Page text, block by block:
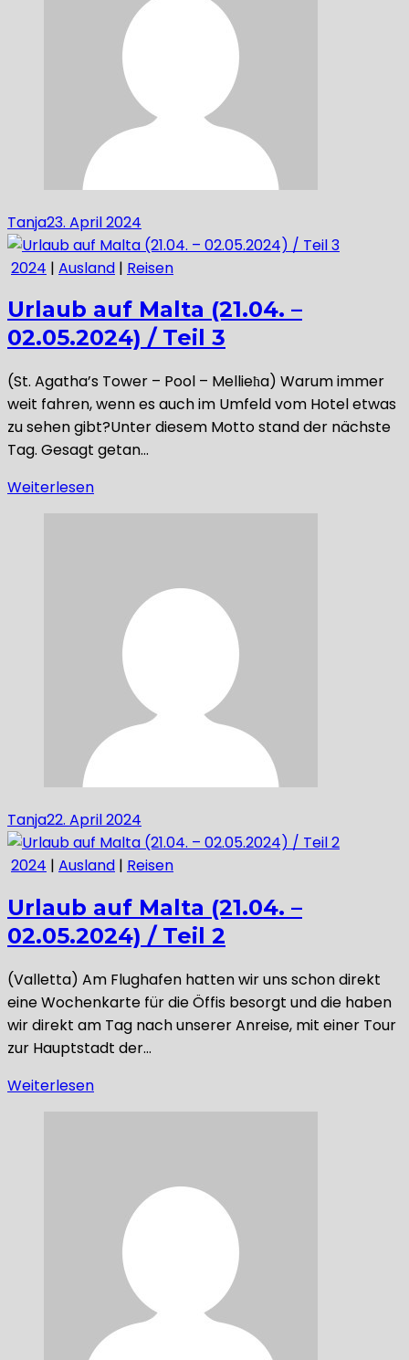
Tanja23. April 2024
2024 | Ausland | Reisen
Urlaub auf Malta (21.04. –
02.05.2024) / Teil 3
(St. Agatha’s Tower – Pool – Mellieħa) Warum immer
weit fahren, wenn es auch im Umfeld vom Hotel etwas
zu sehen gibt?Unter diesem Motto stand der nächste
Tag. Gesagt getan…
Weiterlesen
Tanja22. April 2024
2024 | Ausland | Reisen
Urlaub auf Malta (21.04. –
02.05.2024) / Teil 2
(Valletta) Am Flughafen hatten wir uns schon direkt
eine Wochenkarte für die Öffis besorgt und die haben
wir direkt am Tag nach unserer Anreise, mit einer Tour
zur Hauptstadt der…
Weiterlesen